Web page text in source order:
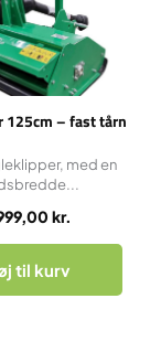
125cm – fast tårn
kr.
med en
til kurv